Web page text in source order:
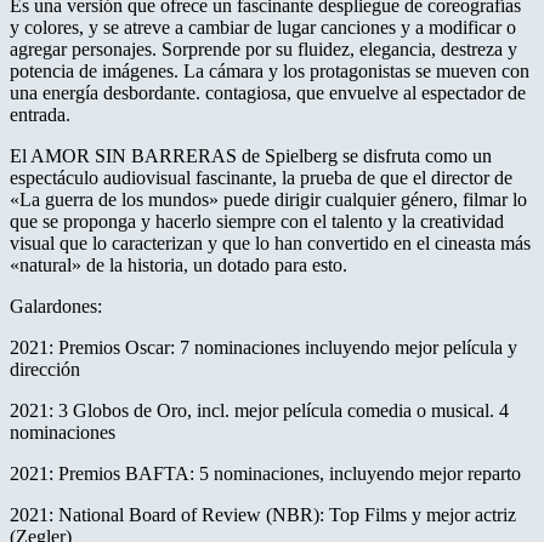
Es una versión que ofrece un fascinante despliegue de coreografías
y colores, y se atreve a cambiar de lugar canciones y a modificar o
agregar personajes. Sorprende por su fluidez, elegancia, destreza y
potencia de imágenes. La cámara y los protagonistas se mueven con
una energía desbordante. contagiosa, que envuelve al espectador de
entrada.
El AMOR SIN BARRERAS de Spielberg se disfruta como un
espectáculo audiovisual fascinante, la prueba de que el director de
«La guerra de los mundos» puede dirigir cualquier género, filmar lo
que se proponga y hacerlo siempre con el talento y la creatividad
visual que lo caracterizan y que lo han convertido en el cineasta más
«natural» de la historia, un dotado para esto.
Galardones:
2021: Premios Oscar: 7 nominaciones incluyendo mejor película y
dirección
2021: 3 Globos de Oro, incl. mejor película comedia o musical. 4
nominaciones
2021: Premios BAFTA: 5 nominaciones, incluyendo mejor reparto
2021: National Board of Review (NBR): Top Films y mejor actriz
(Zegler)